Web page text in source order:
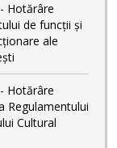
Hotărâre
de funcţii și
ale
Hotărâre
Regulamentului
Cultural